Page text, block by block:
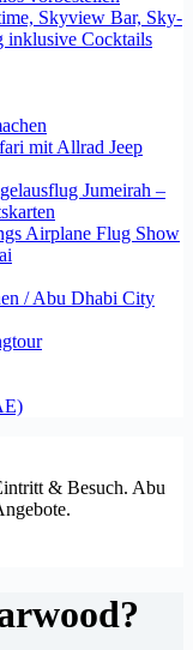
Skyview Bar, Sky-
inklusive Cocktails
mit Allrad Jeep
Jumeirah –
Airplane Flug Show
/ Abu Dhabi City
& Besuch. Abu